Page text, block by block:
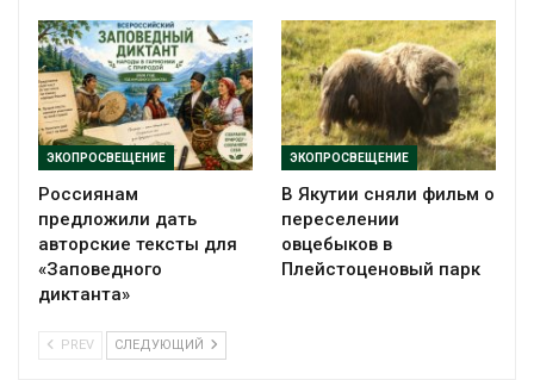
ЭКОПРОСВЕЩЕНИЕ
Россиянам
предложили дать
авторские тексты для
«Заповедного
диктанта»
ЭКОПРОСВЕЩЕНИЕ
В Якутии сняли фильм о
переселении
овцебыков в
Плейстоценовый парк
PREV СЛЕДУЮЩИЙ